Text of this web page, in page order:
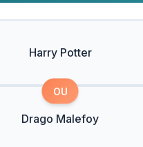
Harry Potter
OU
Drago Malefoy